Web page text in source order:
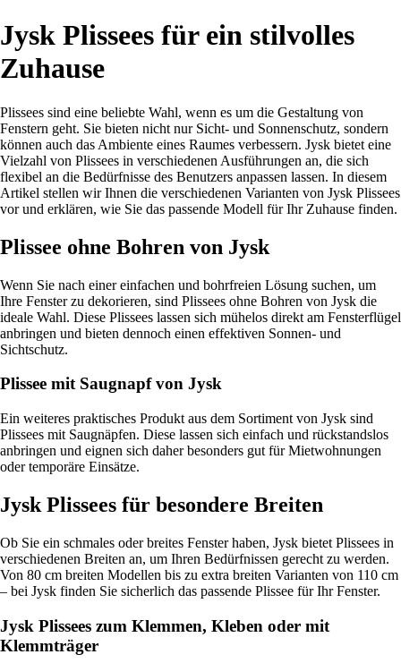
Jysk Plissees für ein stilvolles
Zuhause
Plissees sind eine beliebte Wahl, wenn es um die Gestaltung von
Fenstern geht. Sie bieten nicht nur Sicht- und Sonnenschutz, sondern
können auch das Ambiente eines Raumes verbessern. Jysk bietet eine
Vielzahl von Plissees in verschiedenen Ausführungen an, die sich
flexibel an die Bedürfnisse des Benutzers anpassen lassen. In diesem
Artikel stellen wir Ihnen die verschiedenen Varianten von Jysk Plissees
vor und erklären, wie Sie das passende Modell für Ihr Zuhause finden.
Plissee ohne Bohren von Jysk
Wenn Sie nach einer einfachen und bohrfreien Lösung suchen, um
Ihre Fenster zu dekorieren, sind Plissees ohne Bohren von Jysk die
ideale Wahl. Diese Plissees lassen sich mühelos direkt am Fensterflügel
anbringen und bieten dennoch einen effektiven Sonnen- und
Sichtschutz.
Plissee mit Saugnapf von Jysk
Ein weiteres praktisches Produkt aus dem Sortiment von Jysk sind
Plissees mit Saugnäpfen. Diese lassen sich einfach und rückstandslos
anbringen und eignen sich daher besonders gut für Mietwohnungen
oder temporäre Einsätze.
Jysk Plissees für besondere Breiten
Ob Sie ein schmales oder breites Fenster haben, Jysk bietet Plissees in
verschiedenen Breiten an, um Ihren Bedürfnissen gerecht zu werden.
Von 80 cm breiten Modellen bis zu extra breiten Varianten von 110 cm
– bei Jysk finden Sie sicherlich das passende Plissee für Ihr Fenster.
Jysk Plissees zum Klemmen, Kleben oder mit
Klemmträger